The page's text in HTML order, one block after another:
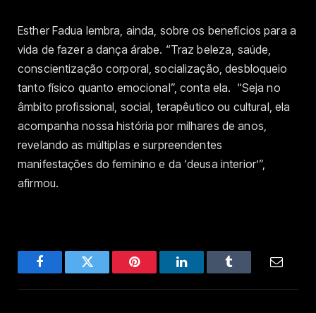
Esther Fadua lembra, ainda, sobre os benefícios para a
vida de fazer a dança árabe. “Traz beleza, saúde,
conscientização corporal, socialização, desbloqueio
tanto físico quanto emocional”, conta ela. “Seja no
âmbito profissional, social, terapêutico ou cultural, ela
acompanha nossa história por milhares de anos,
revelando as múltiplas e surpreendentes
manifestações do feminino e da ‘deusa interior’”,
afirmou.
FacebookTwitter Pinterest LinkedInTumblr Email